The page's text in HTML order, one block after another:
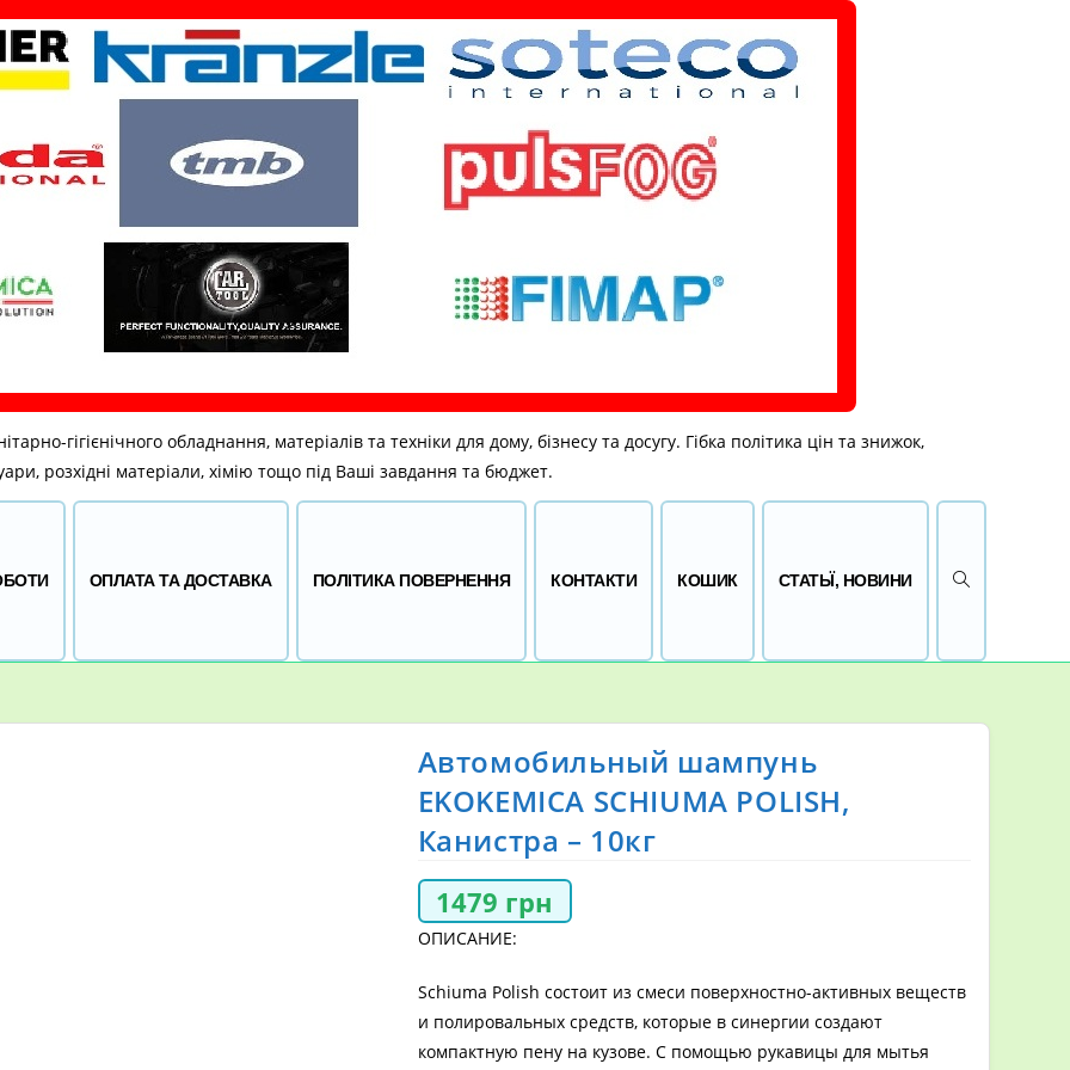
гігієнічного обладнання, матеріалів та техніки для дому, бізнесу та досугу. Гібка політика цін та знижок,
розхідні матеріали, хімію тощо під Ваші завдання та бюджет.
ОПЛАТА ТА ДОСТАВКА ПОЛІТИКА ПОВЕРНЕННЯ КОНТАКТИ КОШИК СТАТЬЇ, НОВИНИ ПЕРЕМКНУТИ
Автомобильный шампунь
EKOKEMICA SCHIUMA POLISH,
Канистра – 10кг
1479 грн
ОПИСАНИЕ:
Schiuma Polish состоит из смеси поверхностно-активных веществ
и полировальных средств, которые в синергии создают
компактную пену на кузове. С помощью рукавицы для мытья